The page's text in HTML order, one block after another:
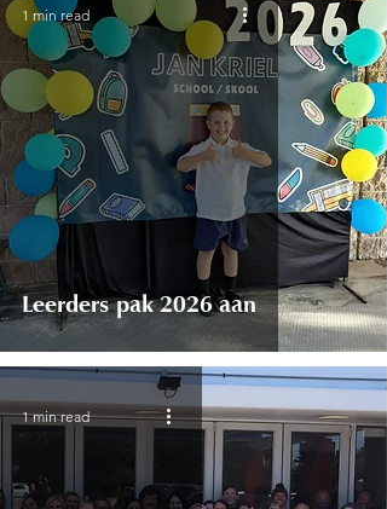
Leerders pak 2026 aan
1 min read
1 min read